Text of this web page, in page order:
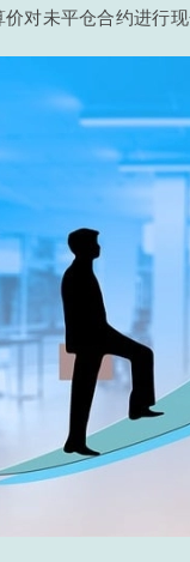
对未平仓合约进行